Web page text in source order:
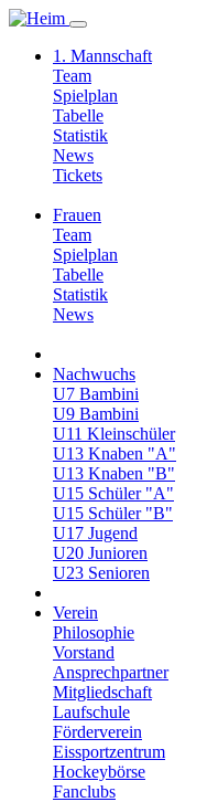
1. Mannschaft
Team
Spielplan
Tabelle
Statistik
News
Tickets
Frauen
Team
Spielplan
Tabelle
Statistik
News
Nachwuchs
U7 Bambini
U9 Bambini
U11 Kleinschüler
U13 Knaben "A"
U13 Knaben "B"
U15 Schüler "A"
U15 Schüler "B"
U17 Jugend
U20 Junioren
U23 Senioren
Verein
Philosophie
Vorstand
Ansprechpartner
Mitgliedschaft
Laufschule
Förderverein
Eissportzentrum
Hockeybörse
Fanclubs